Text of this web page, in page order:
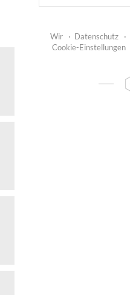
Wir · Datenschutz ·
Cookie-Einstellungen